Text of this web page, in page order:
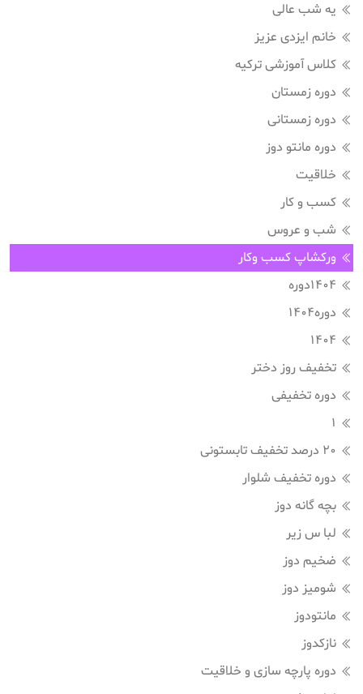
یه شب عالی
خانم ایزدی عزیز
کلاس آموزشی ترکیه
دوره زمستان
دوره زمستانی
دوره مانتو دوز
خلاقیت
کسب و کار
شب و عروس
ورکشاپ کسب وکار
1404دوره
دوره1404
1404
تخفیف روز دختر
دوره تخفیفی
1
20 درصد تخفیف تابستونی
دوره تخفیف شلوار
بچه گانه دوز
لبا س زیر
ضخیم دوز
شومیز دوز
مانتودوز
نازکدوز
دوره پارچه سازی و خلاقیت